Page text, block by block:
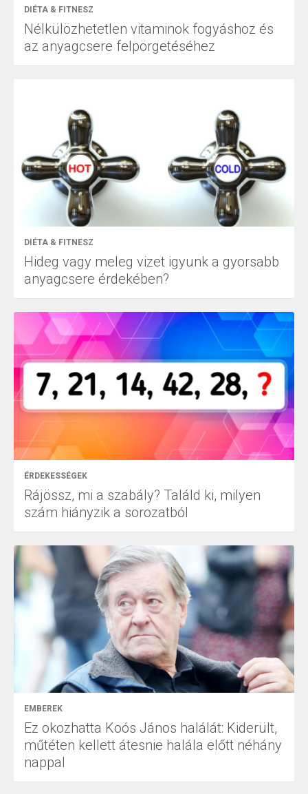
DIÉTA & FITNESZ
Nélkülözhetetlen vitaminok fogyáshoz és
az anyagcsere felpörgetéséhez
DIÉTA & FITNESZ
Hideg vagy meleg vizet igyunk a gyorsabb
anyagcsere érdekében?
ÉRDEKESSÉGEK
Rájössz, mi a szabály? Találd ki, milyen
szám hiányzik a sorozatból
EMBEREK
Ez okozhatta Koós János halálát: Kiderült,
műtéten kellett átesnie halála előtt néhány
nappal